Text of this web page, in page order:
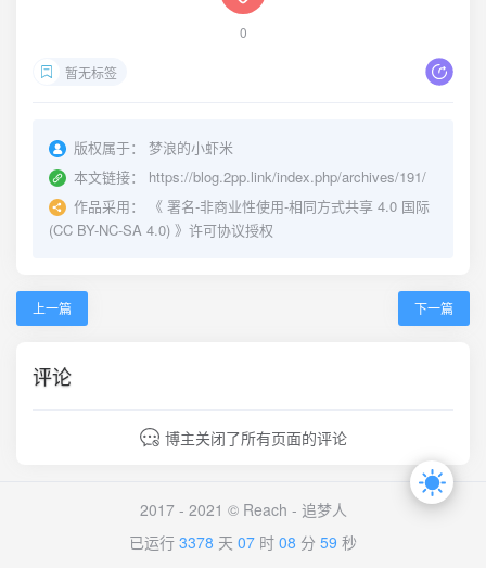
0
暂无标签
版权属于：
梦浪的小虾米
本文链接：
https://blog.2pp.link/index.php/archives/191/
作品采用：
《 署名-非商业性使用-相同方式共享 4.0 国际
(CC BY-NC-SA 4.0) 》许可协议授权
上一篇 下一篇
评论
博主关闭了所有页面的评论
2017 - 2021 © Reach - 追梦人
已运行 3378 天 07 时 08 分 59 秒